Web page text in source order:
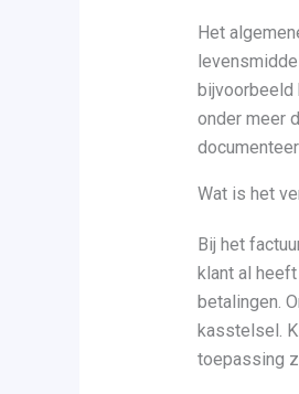
Het
bijvoorbeeld
onder meer
Wat is het
Bij het
klant al
betalingen.
kasstelsel.
toepassing